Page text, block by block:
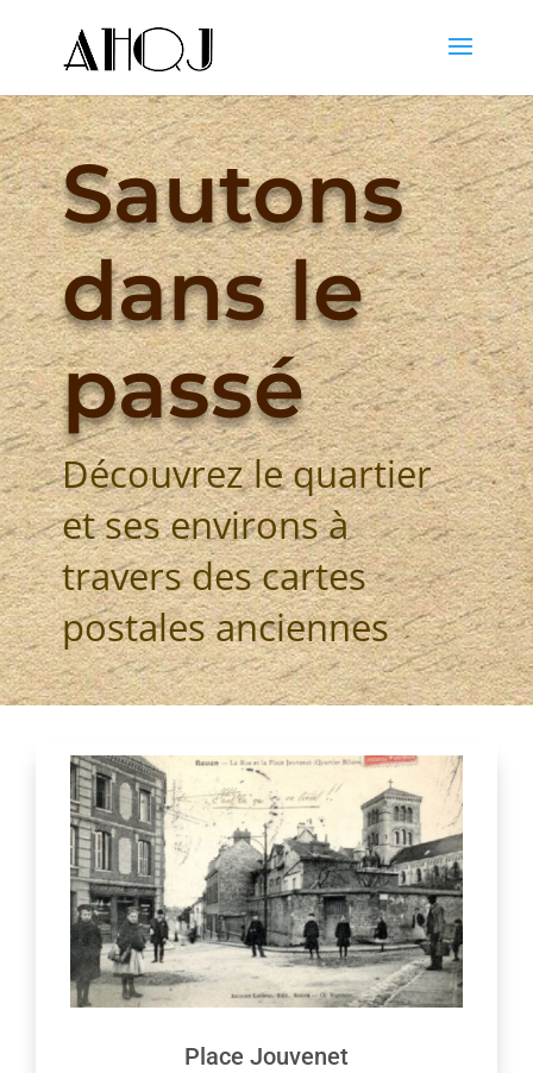
Sautons
dans le
passé
Découvrez le quartier
et ses environs à
travers des cartes
postales anciennes
Place Jouvenet